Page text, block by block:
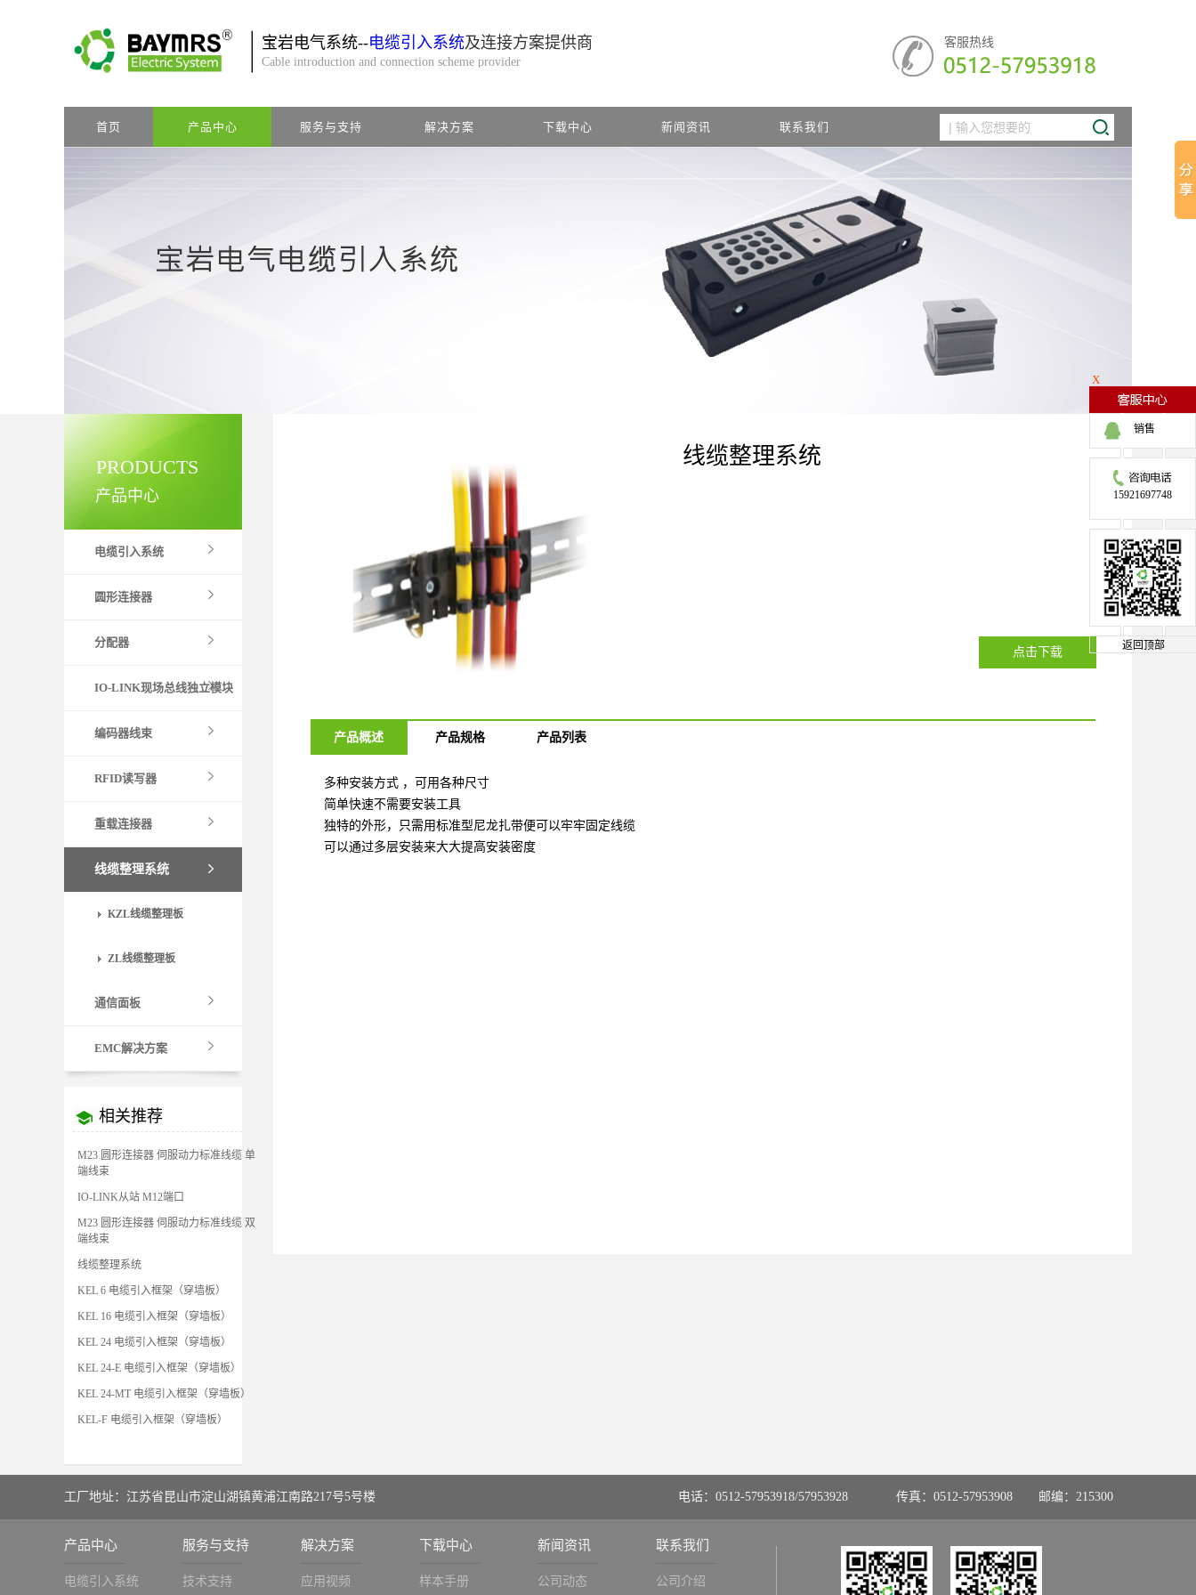
客服热线
宝岩电气系统--电缆引入系统及连接方案提供商
Cable introduction and connection scheme provider
首页 产品中心 服务与支持 解决方案 下载中心 新闻资讯 联系我们
产品中心
PRODUCTS
电缆引入系统
圆形连接器
分配器
IO-LINK现场总线独立模块
编码器线束
RFID读写器
重载连接器
线缆整理系统
KZL线缆整理板
ZL线缆整理板
通信面板
EMC解决方案
相关推荐
M23 圆形连接器 伺服动力标准线缆 单
端线束
IO-LINK从站 M12端口
M23 圆形连接器 伺服动力标准线缆 双
端线束
线缆整理系统
KEL 6 电缆引入框架（穿墙板）
KEL 16 电缆引入框架（穿墙板）
KEL 24 电缆引入框架（穿墙板）
KEL 24-E 电缆引入框架（穿墙板）
KEL 24-MT 电缆引入框架（穿墙板）
KEL-F 电缆引入框架（穿墙板）
线缆整理系统
点击下载
产品概述 产品规格 产品列表
多种安装方式 ，可用各种尺寸
简单快速不需要安装工具
独特的外形，只需用标准型尼龙扎带便可以牢牢固定线缆
可以通过多层安装来大大提高安装密度
工厂地址：江苏省昆山市淀山湖镇黄浦江南路217号5号楼 电话：0512-57953918/57953928 传真：0512-57953908 邮编：215300
产品中心
电缆引入系统
服务与支持
技术支持
解决方案
应用视频
下载中心
样本手册
新闻资讯
公司动态
联系我们
公司介绍
X
销售
15921697748
返回顶部